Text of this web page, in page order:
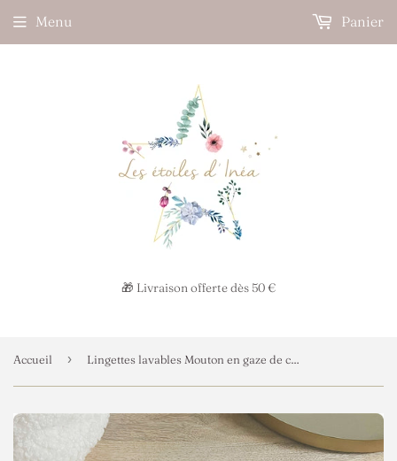
🎁 Livraison offerte dès 50 €
Menu Panier
Accueil › Lingettes lavables Mouton en gaze de coton